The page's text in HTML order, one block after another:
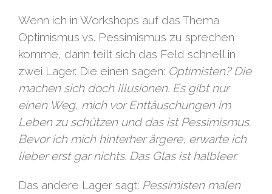
Wenn ich in Workshops auf das Thema
Optimismus vs. Pessimismus zu sprechen
komme, dann teilt sich das Feld schnell in
zwei Lager. Die einen sagen: Optimisten? Die
machen sich doch Illusionen. Es gibt nur
einen Weg, mich vor Enttäuschungen im
Leben zu schützen und das ist Pessimismus.
Bevor ich mich hinterher ärgere, erwarte ich
lieber erst gar nichts. Das Glas ist halbleer.
Das andere Lager sagt: Pessimisten malen